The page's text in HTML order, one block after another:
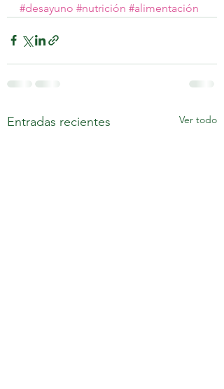
#desayuno #nutrición #alimentación
Entradas recientes Ver todo